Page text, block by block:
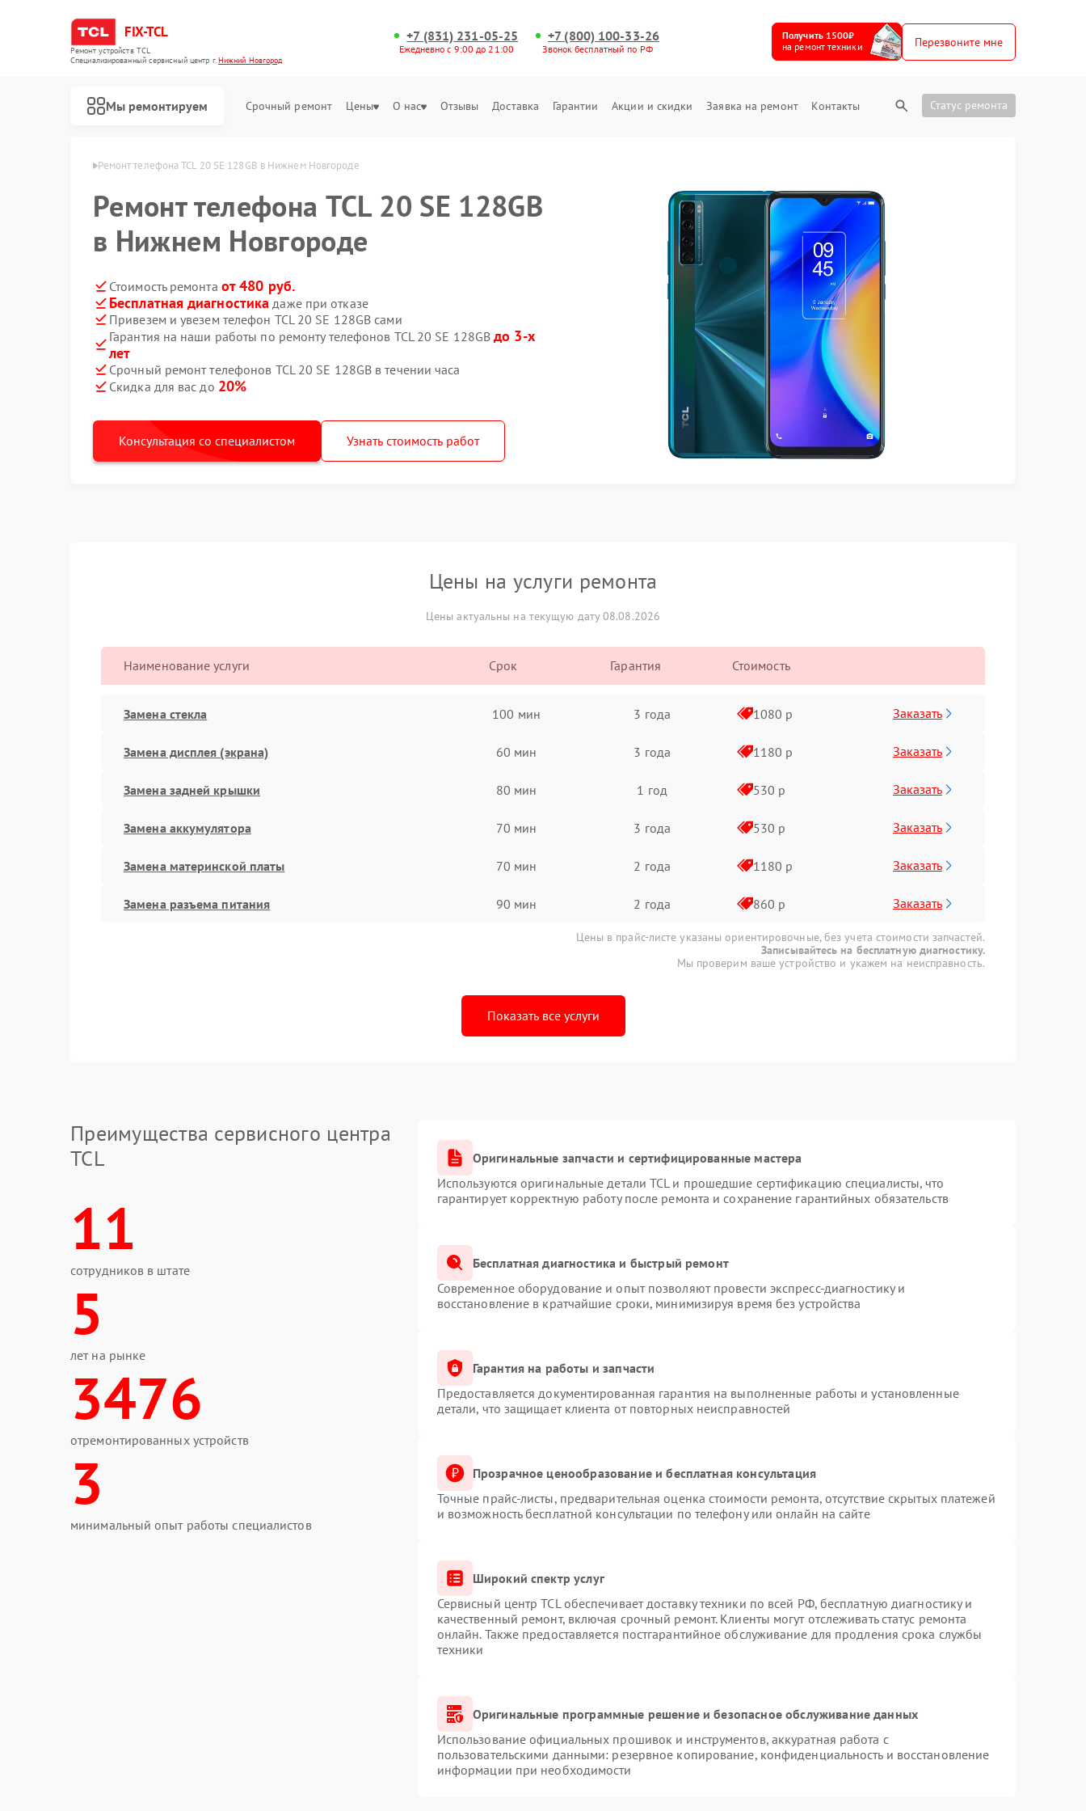
FIX-TCL
Ремонт устройств TCL
Специализированный cервисный центр г.Нижний Новгород
+7 (831) 231-05-25
Ежедневно с 9:00 до 21:00
+7 (800) 100-33-26
Звонок бесплатный по РФ
Получить 1500₽
на ремонт техники
Перезвоните мне
Мы ремонтируем Срочный ремонт Цены О нас Отзывы Доставка Гарантии Акции и скидки Заявка на ремонт Контакты Статус ремонта
Ремонт телефона TCL 20 SE 128GB в Нижнем Новгороде
Ремонт телефона TCL 20 SE 128GB
в Нижнем Новгороде
Стоимость ремонта от 480 руб.
Бесплатная диагностика даже при отказе
Привезем и увезем телефон TCL 20 SE 128GB сами
Гарантия на наши работы по ремонту телефонов TCL 20 SE 128GBдо 3-х
лет
Срочный ремонт телефонов TCL 20 SE 128GB в течении часа
Скидка для вас до 20%
Консультация со специалистом Узнать стоимость работ
Цены на услуги ремонта
Цены актуальны на текущую дату 08.08.2026
Наименование услуги Срок Гарантия Стоимость
Замена стекла 100 мин 3 года 1080 р Заказать
Замена дисплея (экрана) 60 мин 3 года 1180 р Заказать
Замена задней крышки 80 мин 1 год 530 р Заказать
Замена аккумулятора 70 мин 3 года 530 р Заказать
Замена материнской платы 70 мин 2 года 1180 р Заказать
Замена разъема питания 90 мин 2 года 860 р Заказать
Цены в прайс-листе указаны ориентировочные, без учета стоимости запчастей.
Записывайтесь на бесплатную диагностику.
Мы проверим ваше устройство и укажем на неисправность.
Показать все услуги
Преимущества сервисного центра
TCL
11
сотрудников в штате
5
лет на рынке
3476
отремонтированных устройств
3
минимальный опыт работы специалистов
Оригинальные запчасти и сертифицированные мастера
Используются оригинальные детали TCL и прошедшие сертификацию специалисты, что
гарантирует корректную работу после ремонта и сохранение гарантийных обязательств
Бесплатная диагностика и быстрый ремонт
Современное оборудование и опыт позволяют провести экспресс-диагностику и
восстановление в кратчайшие сроки, минимизируя время без устройства
Гарантия на работы и запчасти
Предоставляется документированная гарантия на выполненные работы и установленные
детали, что защищает клиента от повторных неисправностей
Прозрачное ценообразование и бесплатная консультация
Точные прайс-листы, предварительная оценка стоимости ремонта, отсутствие скрытых платежей
и возможность бесплатной консультации по телефону или онлайн на сайте
Широкий спектр услуг
Сервисный центр TCL обеспечивает доставку техники по всей РФ, бесплатную диагностику и
качественный ремонт, включая срочный ремонт. Клиенты могут отслеживать статус ремонта
онлайн. Также предоставляется постгарантийное обслуживание для продления срока службы
техники
Оригинальные программные решение и безопасное обслуживание данных
Использование официальных прошивок и инструментов, аккуратная работа с
пользовательскими данными: резервное копирование, конфиденциальность и восстановление
информации при необходимости